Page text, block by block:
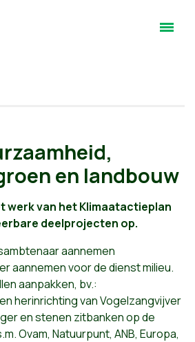
en landbouw
werk van het Klimaatactieplan
deelprojecten op.
aannemen
aannemen voor de dienst milieu.
aanpakken, bv.:
herinrichting van Vogelzangvijver
en stenen zitbanken op de
Ovam, Natuurpunt, ANB, Europa,